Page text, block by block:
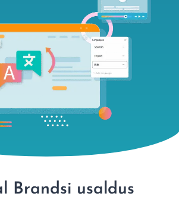
Brandsi usaldus